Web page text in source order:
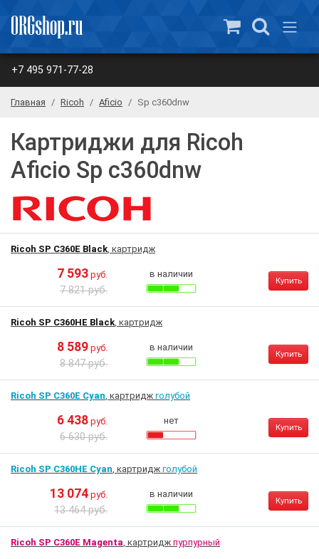
+7 495 971-77-28
Главная Ricoh Aficio Sp c360dnw
Картриджи для Ricoh
Aficio Sp c360dnw
Ricoh SP C360E Black, картридж
7 593 руб.
7 821 руб.
в наличии
Купить
Ricoh SP C360HE Black, картридж
8 589 руб.
8 847 руб.
в наличии
Купить
Ricoh SP C360E Cyan, картридж голубой
6 438 руб.
6 630 руб.
нет
Купить
Ricoh SP C360HE Cyan, картридж голубой
13 074 руб.
13 464 руб.
в наличии
Купить
Ricoh SP C360E Magenta, картридж пурпурный